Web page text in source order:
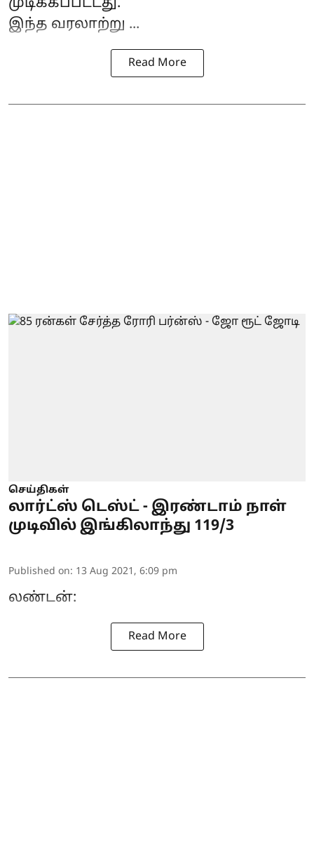
முடிக்கப்பட்டது.
இந்த வரலாற்று ...
Read More
செய்திகள்
லார்ட்ஸ் டெஸ்ட் - இரண்டாம் நாள்
முடிவில் இங்கிலாந்து 119/3
Published on: 13 Aug 2021, 6:09 pm
லண்டன்:
Read More